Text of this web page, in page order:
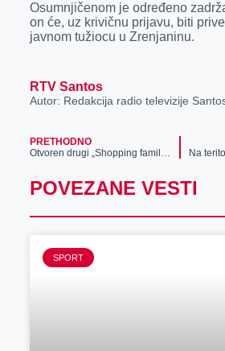
Osumnjičenom je određeno
on će, uz krivičnu prijavu, biti
javnom tužiocu u Zrenjaninu.
RTV Santos
Autor: Redakcija radio televizije
PRETHODNO
Otvoren drugi „Shopping family“ u centru Zrenjanina (FOTO)
POVEZANE VESTI
SPORT